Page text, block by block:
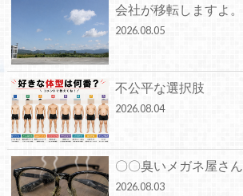
会社が移転しますよ。
2026.08.05
不公平な選択肢
2026.08.04
〇〇臭いメガネ屋さん
2026.08.03